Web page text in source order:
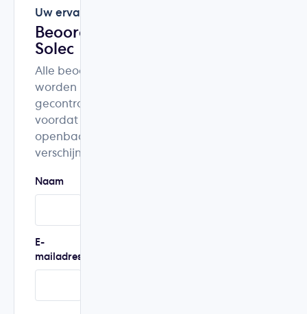
Uw ervaring
Beoordeel
Solec
Alle beoordelingen
worden
gecontroleerd
voordat ze
openbaar
verschijnen.
Naam
E-
mailadres